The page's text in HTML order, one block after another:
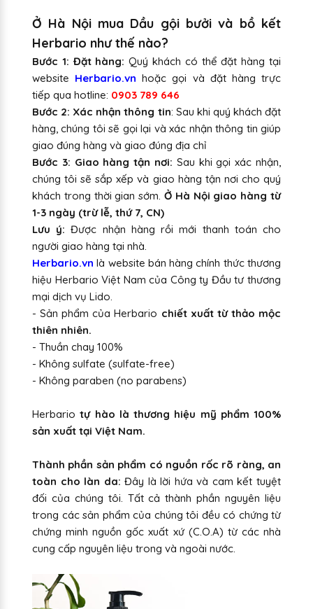
Ở Hà Nội mua Dầu gội bưởi và bồ kết
Herbario như thế nào?
Bước 1: Đặt hàng: Quý khách có thể đặt hàng tại
website Herbario.vn hoặc gọi và đặt hàng trực
tiếp qua hotline: 0903 789 646
Bước 2: Xác nhận thông tin: Sau khi quý khách đặt
hàng, chúng tôi sẽ gọi lại và xác nhận thông tin giúp
giao đúng hàng và giao đúng địa chỉ
Bước 3: Giao hàng tận nơi: Sau khi gọi xác nhận,
chúng tôi sẽ sắp xếp và giao hàng tận nơi cho quý
khách trong thời gian sớm. Ở Hà Nội giao hàng từ
1-3 ngày (trừ lễ, thứ 7, CN)
Lưu ý:Được nhận hàng rồi mới thanh toán cho
người giao hàng tại nhà.
Herbario.vn là website bán hàng chính thức thương
hiệu Herbario Việt Nam của Công ty Đầu tư thương
mại dịch vụ Lido.
- Sản phẩm của Herbario chiết xuất từ thảo mộc
thiên nhiên.
- Thuần chay 100%
- Không sulfate (sulfate-free)
- Không paraben (no parabens)
Herbario tự hào là thương hiệu mỹ phẩm 100%
sản xuất tại Việt Nam.
Thành phần sản phẩm có nguồn rốc rõ ràng, an
toàn cho làn da:Đây là lời hứa và cam kết tuyệt
đối của chúng tôi. Tất cả thành phần nguyên liệu
trong các sản phẩm của chúng tôi đều có chứng từ
chứng minh nguồn gốc xuất xứ (C.O.A) từ các nhà
cung cấp nguyên liệu trong và ngoài nước.